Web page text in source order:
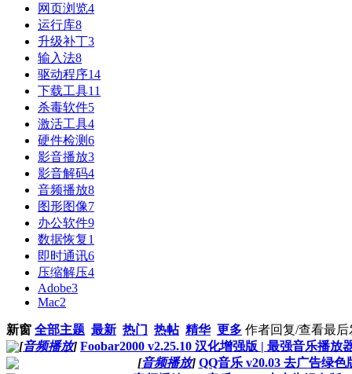
网页浏览4
运行库8
升级补丁3
输入法8
驱动程序14
下载工具11
杀毒软件5
激活工具4
硬件检测6
影音播放3
影音解码4
音频播放8
图形图像7
办公软件9
数据恢复1
即时通讯6
压缩解压4
Adobe3
Mac2
新窗 全部主题 最新 热门 热帖 精华 更多 作者回复/查看最后
[音频播放] Foobar2000 v2.25.10 汉化增强版 | 最强音乐播放
[音频播放] QQ音乐 v20.03 去广告绿色